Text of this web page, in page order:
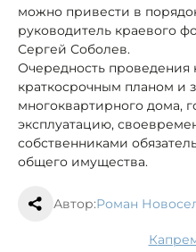
можно привести в
руководитель краевого
Сергей Соболев.
Очередность проведения
краткосрочным планом и
многоквартирного дома,
эксплуатацию,
собственниками
общего имущества.
Автор:Роман